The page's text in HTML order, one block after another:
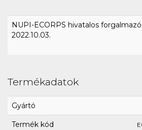
NUPI-ECORPS hivatalos
2022.10.03.
Termékadatok
Gyártó
Termék kód